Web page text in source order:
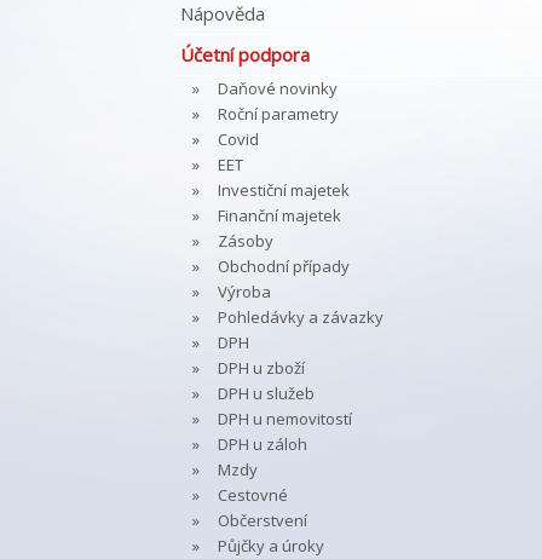
Nápověda
Účetní podpora
Daňové novinky
Roční parametry
Covid
EET
Investiční majetek
Finanční majetek
Zásoby
Obchodní případy
Výroba
Pohledávky a závazky
DPH
DPH u zboží
DPH u služeb
DPH u nemovitostí
DPH u záloh
Mzdy
Cestovné
Občerstvení
Půjčky a úroky